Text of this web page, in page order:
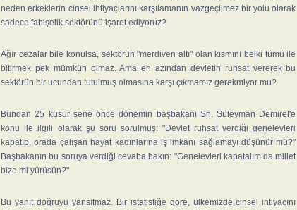
neden erkeklerin cinsel ihtiyaçlarını karşılamanın vazgeçilmez bir yolu olarak
sadece fahişelik sektörünü işaret ediyoruz?
Ağır cezalar bile konulsa, sektörün "merdiven altı" olan kısmını belki tümü ile
bitirmek pek mümkün olmaz. Ama en azından devletin ruhsat vererek bu
sektörün bir ucundan tutulmuş olmasına karşı çıkmamız gerekmiyor mu?
Bundan 25 küsur sene önce dönemin başbakanı Sn. Süleyman Demirel'e
konu ile ilgili olarak şu soru sorulmuş: "Devlet ruhsat verdiği genelevleri
kapatıp, orada çalışan hayat kadınlarına iş imkanı sağlamayı düşünür mü?"
Başbakanın bu soruya verdiği cevaba bakın: "Genelevleri kapatalım da millet
bize mi yürüsün?"
Bu yanıt doğruyu yansıtmaz. Bir istatistiğe göre, ülkemizde cinsel ihtiyacını